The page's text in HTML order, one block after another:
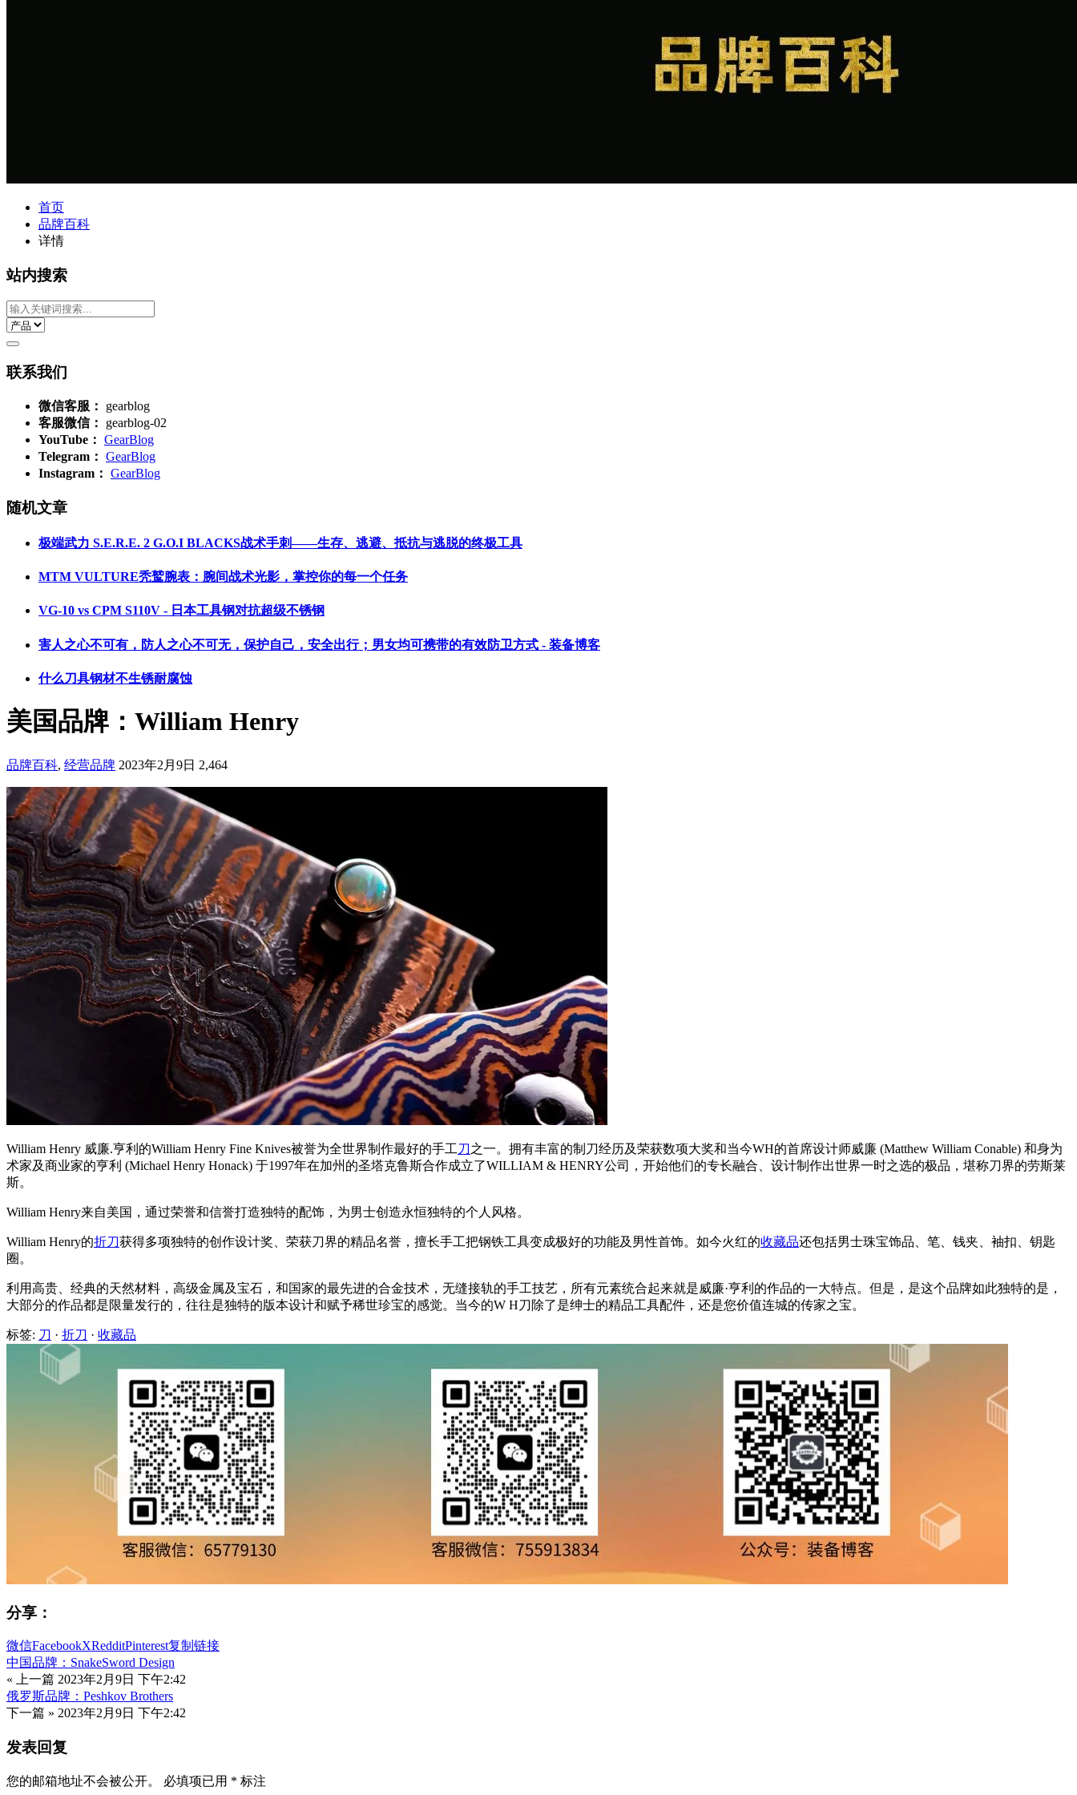
首页
品牌百科
详情
站内搜索
联系我们
微信客服：
gearblog
客服微信：
gearblog-02
YouTube： GearBlog
Telegram： GearBlog
Instagram： GearBlog
随机文章
极端武力 S.E.R.E. 2 G.O.I BLACKS战术手刺——生存、逃避、抵抗与逃脱的终极工具
MTM VULTURE秃鹫腕表：腕间战术光影，掌控你的每一个任务
VG-10 vs CPM S110V - 日本工具钢对抗超级不锈钢
害人之心不可有，防人之心不可无，保护自己，安全出行；男女均可携带的有效防卫方式 - 装备博客
什么刀具钢材不生锈耐腐蚀
美国品牌：William Henry
品牌百科, 经营品牌 2023年2月9日 2,464
William Henry 威廉.亨利的William Henry Fine Knives被誉为全世界制作最好的手工刀之一。拥有丰富的制刀经历及荣获数项大奖和当今WH的首席设计师威廉 (Matthew William Conable) 和身为
术家及商业家的亨利 (Michael Henry Honack) 于1997年在加州的圣塔克鲁斯合作成立了WILLIAM & HENRY公司，开始他们的专长融合、设计制作出世界一时之选的极品，堪称刀界的劳斯莱
斯。
William Henry来自美国，通过荣誉和信誉打造独特的配饰，为男士创造永恒独特的个人风格。
William Henry的折刀获得多项独特的创作设计奖、荣获刀界的精品名誉，擅长手工把钢铁工具变成极好的功能及男性首饰。如今火红的收藏品还包括男士珠宝饰品、笔、钱夹、袖扣、钥匙
圈。
利用高贵、经典的天然材料，高级金属及宝石，和国家的最先进的合金技术，无缝接轨的手工技艺，所有元素统合起来就是威廉·亨利的作品的一大特点。但是，是这个品牌如此独特的是，
大部分的作品都是限量发行的，往往是独特的版本设计和赋予稀世珍宝的感觉。当今的W H刀除了是绅士的精品工具配件，还是您价值连城的传家之宝。
标签: 刀 · 折刀 · 收藏品
分享：
微信FacebookXRedditPinterest复制链接
中国品牌：SnakeSword Design
« 上一篇 2023年2月9日 下午2:42
俄罗斯品牌：Peshkov Brothers
下一篇 » 2023年2月9日 下午2:42
发表回复
您的邮箱地址不会被公开。 必填项已用 * 标注